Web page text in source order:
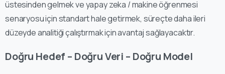
üstesinden gelmek ve yapay zeka / makine öğrenmesi
senaryosu için standart hale getirmek, süreçte daha ileri
düzeyde analitiği çalıştırmak için avantaj sağlayacaktır.
Doğru Hedef – Doğru Veri – Doğru Model